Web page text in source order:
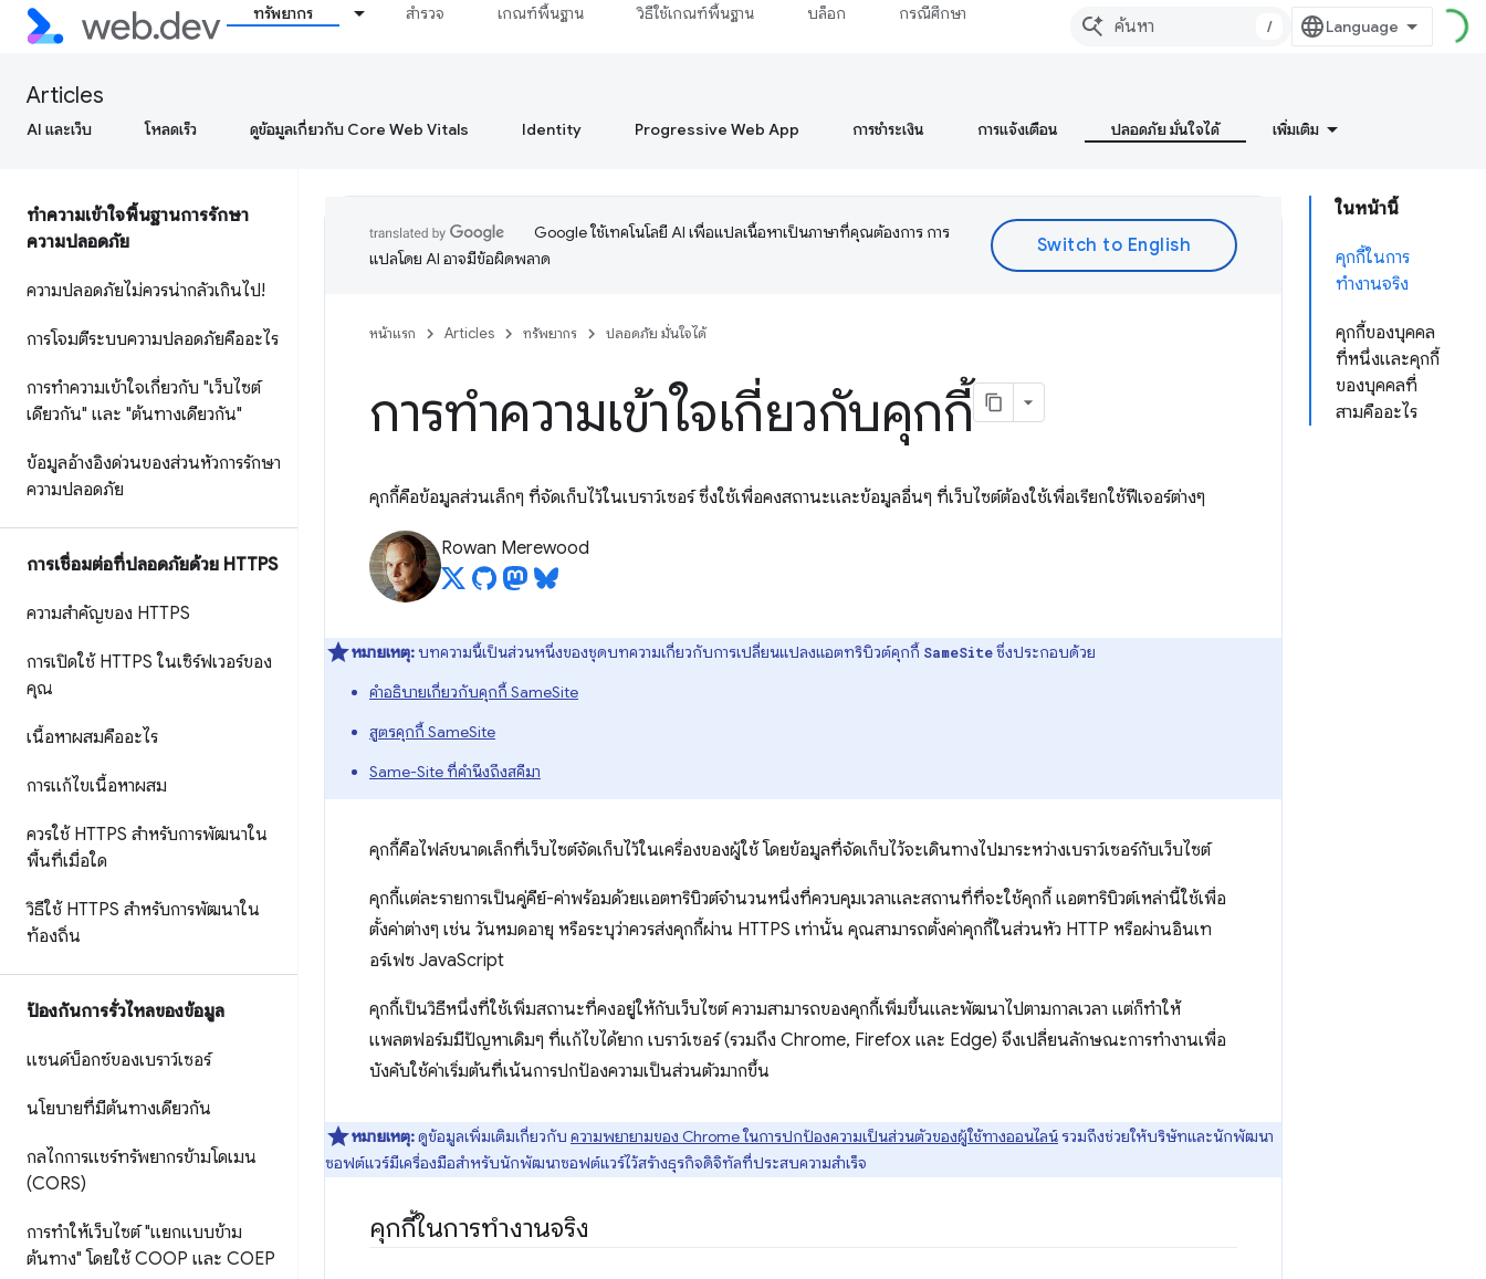
ทรัพยากร สำรวจ เกณฑ์พื้นฐาน วิธีใช้เกณฑ์พื้นฐาน บล็อก กรณีศึกษา
/
Articles
AI และเว็บ โหลดเร็ว ดูข้อมูลเกี่ยวกับ Core Web Vitals Identity Progressive Web App การชำระเงิน การแจ้งเตือน ปลอดภัย มั่นใจได้ เพิ่มเติม
ทำความเข้าใจพื้นฐานการรักษา
ความปลอดภัย
ความปลอดภัยไม่ควรน่ากลัวเกินไป!
การโจมตีระบบความปลอดภัยคืออะไร
การทำความเข้าใจเกี่ยวกับ "เว็บไซต์
เดียวกัน" และ "ต้นทางเดียวกัน"
ข้อมูลอ้างอิงด่วนของส่วนหัวการรักษา
ความปลอดภัย
การเชื่อมต่อที่ปลอดภัยด้วย HTTPS
ความสำคัญของ HTTPS
การเปิดใช้ HTTPS ในเซิร์ฟเวอร์ของ
คุณ
เนื้อหาผสมคืออะไร
การแก้ไขเนื้อหาผสม
ควรใช้ HTTPS สำหรับการพัฒนาใน
พื้นที่เมื่อใด
วิธีใช้ HTTPS สำหรับการพัฒนาใน
ท้องถิ่น
ป้องกันการรั่วไหลของข้อมูล
แซนด์บ็อกซ์ของเบราว์เซอร์
นโยบายที่มีต้นทางเดียวกัน
กลไกการแชร์ทรัพยากรข้ามโดเมน
(CORS)
การทําให้เว็บไซต์ "แยกแบบข้าม
ต้นทาง" โดยใช้ COOP และ COEP
ในหน้านี้
คุกกี้ในการ
ทำงานจริง
คุกกี้ของบุคคล
ที่หนึ่งและคุกกี้
ของบุคคลที่
สามคืออะไร
Google ใช้เทคโนโลยี AI เพื่อแปลเนื้อหาเป็นภาษาที่คุณต้องการ การ
แปลโดย AI อาจมีข้อผิดพลาด
หน้าแรก Articles ทรัพยากร ปลอดภัย มั่นใจได้
การทำความเข้าใจเกี่ยวกับคุกกี้
คุกกี้คือข้อมูลส่วนเล็กๆ ที่จัดเก็บไว้ในเบราว์เซอร์ ซึ่งใช้เพื่อคงสถานะและข้อมูลอื่นๆ ที่เว็บไซต์ต้องใช้เพื่อเรียกใช้ฟีเจอร์ต่างๆ
Rowan Merewood
หมายเหตุ: บทความนี้เป็นส่วนหนึ่งของชุดบทความเกี่ยวกับการเปลี่ยนแปลงแอตทริบิวต์คุกกี้ SameSiteซึ่งประกอบด้วย
คำอธิบายเกี่ยวกับคุกกี้ SameSite
สูตรคุกกี้ SameSite
Same-Site ที่คำนึงถึงสคีมา
คุกกี้คือไฟล์ขนาดเล็กที่เว็บไซต์จัดเก็บไว้ในเครื่องของผู้ใช้ โดยข้อมูลที่จัดเก็บไว้จะเดินทางไปมาระหว่างเบราว์เซอร์กับเว็บไซต์
คุกกี้แต่ละรายการเป็นคู่คีย์-ค่าพร้อมด้วยแอตทริบิวต์จำนวนหนึ่งที่ควบคุมเวลาและสถานที่ที่จะใช้คุกกี้ แอตทริบิวต์เหล่านี้ใช้เพื่อ
ตั้งค่าต่างๆ เช่น วันหมดอายุ หรือระบุว่าควรส่งคุกกี้ผ่าน HTTPS เท่านั้น คุณสามารถตั้งค่าคุกกี้ในส่วนหัว HTTP หรือผ่านอินเท
อร์เฟซ JavaScript
คุกกี้เป็นวิธีหนึ่งที่ใช้เพิ่มสถานะที่คงอยู่ให้กับเว็บไซต์ ความสามารถของคุกกี้เพิ่มขึ้นและพัฒนาไปตามกาลเวลา แต่ก็ทำให้
แพลตฟอร์มมีปัญหาเดิมๆ ที่แก้ไขได้ยาก เบราว์เซอร์ (รวมถึง Chrome, Firefox และ Edge) จึงเปลี่ยนลักษณะการทำงานเพื่อ
บังคับใช้ค่าเริ่มต้นที่เน้นการปกป้องความเป็นส่วนตัวมากขึ้น
หมายเหตุ:ดูข้อมูลเพิ่มเติมเกี่ยวกับ ความพยายามของ Chrome ในการปกป้องความเป็นส่วนตัวของผู้ใช้ทางออนไลน์รวมถึงช่วยให้บริษัทและนักพัฒนา
ซอฟต์แวร์มีเครื่องมือสำหรับนักพัฒนาซอฟต์แวร์ไว้สร้างธุรกิจดิจิทัลที่ประสบความสำเร็จ
คุกกี้ในการทำงานจริง